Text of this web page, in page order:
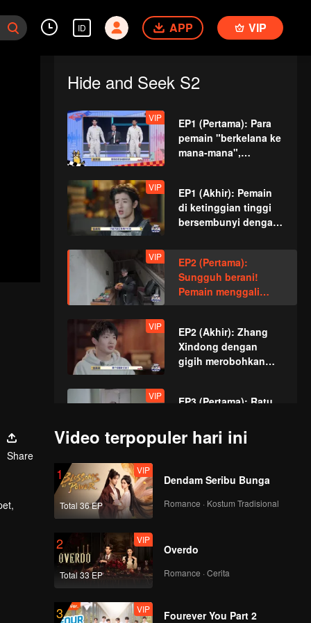
ID APP VIP
Hide and Seek S2
VIP
EP1 (Pertama): Para
pemain "berkelana ke
mana-mana",
sembunyi dimulai
VIP
EP1 (Akhir): Pemain
di ketinggian tinggi
bersembunyi dengan
Xindong akhirnya
tidak tahan lagi
VIP
EP2 (Pertama):
Sungguh berani!
Pemain menggali
lubang untuk
VIP
EP2 (Akhir): Zhang
Xindong dengan
gigih merobohkan
VIP
EP3 (Pertama): Ratu
dan Sulit Ditemukan,
Semua Orang Kagum
VIP
bata yang dibangun
dengan tangan?
pencarian di malam
VIP
tersebut mengolah
“punggung kuda”
pun.
VIP
EP4 (Akhir):
Share
Video terpopuler hari ini
1
Total 36 EP
VIP
Dendam Seribu Bunga
Romance · Kostum Tradisional
2
Total 33 EP
VIP
Overdo
Romance · Cerita
3 VIP
Fourever You Part 2